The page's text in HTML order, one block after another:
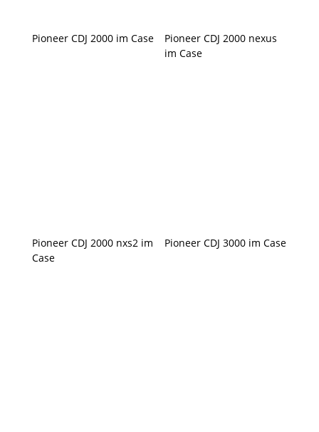
Pioneer CDJ 2000 im Case
Pioneer CDJ 2000 nexus
im Case
Pioneer CDJ 2000 nxs2 im
Case
Pioneer CDJ 3000 im Case